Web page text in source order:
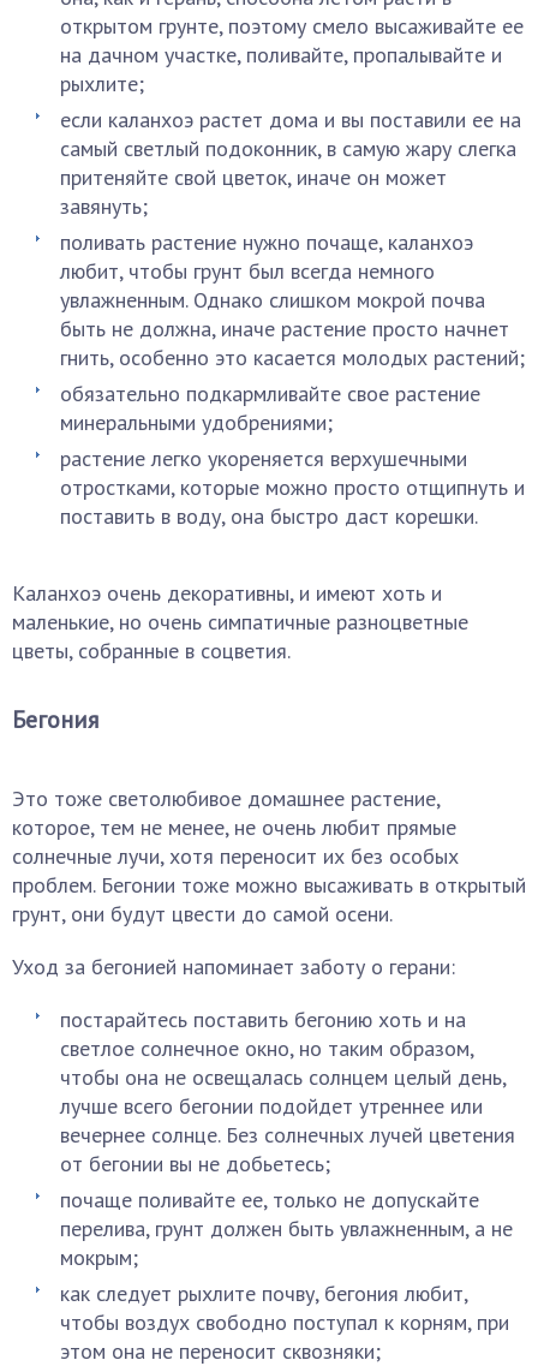
открытом грунте, поэтому смело высаживайте ее
на дачном участке, поливайте, пропалывайте и
рыхлите;
если каланхоэ растет дома и вы поставили ее на
самый светлый подоконник, в самую жару слегка
притеняйте свой цветок, иначе он может
завянуть;
поливать растение нужно почаще, каланхоэ
любит, чтобы грунт был всегда немного
увлажненным. Однако слишком мокрой почва
быть не должна, иначе растение просто начнет
гнить, особенно это касается молодых растений;
обязательно подкармливайте свое растение
минеральными удобрениями;
растение легко укореняется верхушечными
отростками, которые можно просто отщипнуть и
поставить в воду, она быстро даст корешки.
Каланхоэ очень декоративны, и имеют хоть и
маленькие, но очень симпатичные разноцветные
цветы, собранные в соцветия.
Бегония
Это тоже светолюбивое домашнее растение,
которое, тем не менее, не очень любит прямые
солнечные лучи, хотя переносит их без особых
проблем. Бегонии тоже можно высаживать в открытый
грунт, они будут цвести до самой осени.
Уход за бегонией напоминает заботу о герани:
постарайтесь поставить бегонию хоть и на
светлое солнечное окно, но таким образом,
чтобы она не освещалась солнцем целый день,
лучше всего бегонии подойдет утреннее или
вечернее солнце. Без солнечных лучей цветения
от бегонии вы не добьетесь;
почаще поливайте ее, только не допускайте
перелива, грунт должен быть увлажненным, а не
мокрым;
как следует рыхлите почву, бегония любит,
чтобы воздух свободно поступал к корням, при
этом она не переносит сквозняки;